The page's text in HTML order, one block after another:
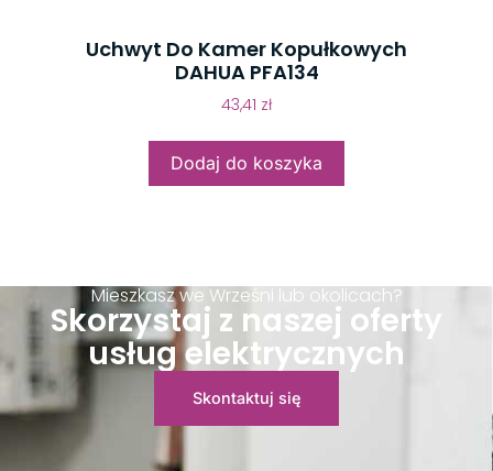
Uchwyt Do Kamer Kopułkowych
DAHUA PFA134
43,41 zł
Dodaj do koszyka
Mieszkasz we Wrześni lub okolicach?
Skorzystaj z naszej oferty
usług elektrycznych
Skontaktuj się